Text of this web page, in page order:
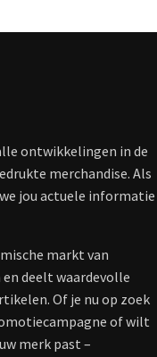
ontwikkelingen in de
merchandise. Als
jou actuele informatie
markt van
deelt waardevolle
Of je nu op zoek
of wilt
merk past –